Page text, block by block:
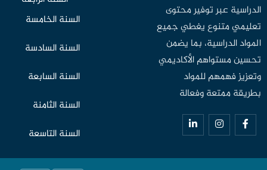
الدراسية عبر توفير محتوى
تعليمي متنوع يغطي جميع
المواد الدراسية، بما يضمن
تحسين مستواهم الأكاديمي
وتعزيز فهمهم للمواد
بطريقة ممتعة وفعالة
السنة الخامسة
السنة السادسة
السنة السابعة
السنة الثامنة
السنة التاسعة